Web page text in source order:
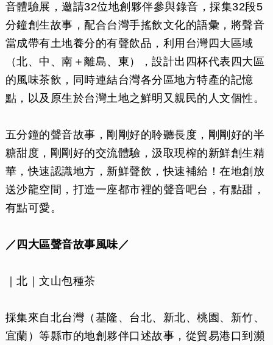
音體驗展，邀請32位地創夥伴參與錄音，採集32段5
分鐘創生故事，配合台灣手搖飲文化的語彙，將聲音
當成帶有土地養分的有聲飲品，利用台灣四大區域
（北、中、南＋離島、東），設計出四杯代表四大區
的風味茶飲，同時連結台灣各分區地方特產的記憶
點，以及原生於台灣土地之鮮明又親民的人文個性。
五分鐘的聲音故事，剛剛好的聆聽長度，剛剛好的半
糖甜度，剛剛好的交流體驗，汲取現榨的新鮮創生精
華，快速認識地方，新鮮聲飲，快速補給！在地創放
送沙龍空間，打造一座都市裡的聲音吧台，有點甜，
有點可愛。
／四大區聲音故事風味／
​​｜北｜文山包種茶
採集來自北台灣（基隆、台北、新北、桃園、新竹、
宜蘭）等縣市的地創夥伴口述故事，從貿易港口到瀕